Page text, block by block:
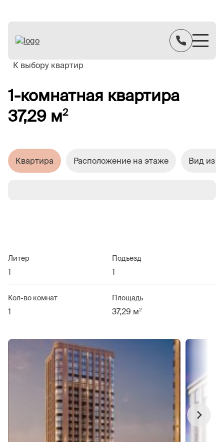
К выбору квартир
1-комнатная квартира
37,29 м2
Литер
1
Подъезд
1
Кол-во комнат
1
Площадь
37,29 м2
Квартира Расположение на этаже Вид из